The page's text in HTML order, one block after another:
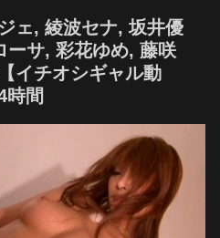
ェ, 綾波セナ, 坂井優
ーサ, 彩花ゆめ, 藤咲
イチオシギャル動
時間